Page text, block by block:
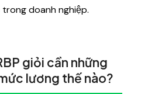
doanh nghiệp.
giỏi cần những
lương thế nào?